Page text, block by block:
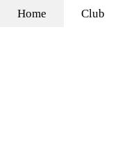
Home Club